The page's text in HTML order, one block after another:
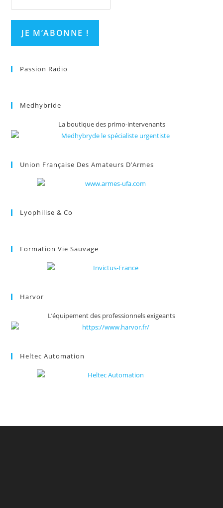
Passion Radio
Medhybride
La boutique des primo-intervenants
Union Française Des Amateurs D’Armes
Lyophilise & Co
Formation Vie Sauvage
Harvor
L’équipement des professionnels exigeants
Heltec Automation